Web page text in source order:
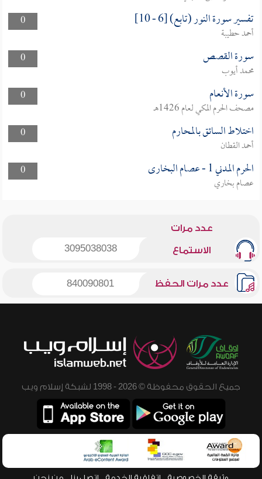
0
تفسير سورة النور (تابع) [6 - 10]
أحمد حطيبة
0
سورة القصص
محمد أيوب
0
سورة الأنعام
مصحف الحرم المكي لعام 1426هـ
0
اختلاط السائق بالمحارم
أحمد القطان
0
الحرم المدني 1 - عصام البخارى
عصام بخاري
عدد مرات
الاستماع 3095038038
عدد مرات الحفظ 840090801
جميع الحقوق محفوظة © 2026 - 1998 لشبكة إسلام ويب